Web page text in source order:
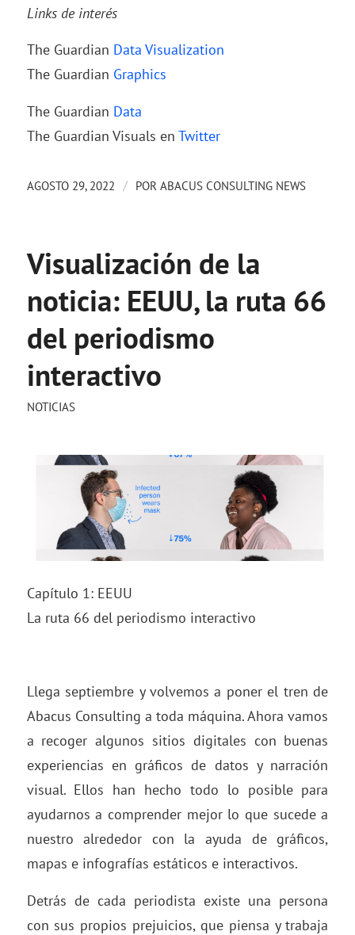
Links de interés
The Guardian Data Visualization
The Guardian Graphics
The Guardian Data
The Guardian Visuals en Twitter
AGOSTO 29, 2022 / POR ABACUS CONSULTING NEWS
Visualización de la
noticia: EEUU, la ruta 66
del periodismo
interactivo
NOTICIAS
Capítulo 1: EEUU
La ruta 66 del periodismo interactivo
Llega septiembre y volvemos a poner el tren de
Abacus Consulting a toda máquina. Ahora vamos
a recoger algunos sitios digitales con buenas
experiencias en gráficos de datos y narración
visual. Ellos han hecho todo lo posible para
ayudarnos a comprender mejor lo que sucede a
nuestro alrededor con la ayuda de gráficos,
mapas e infografías estáticos e interactivos.
Detrás de cada periodista existe una persona
con sus propios prejuicios, que piensa y trabaja